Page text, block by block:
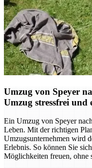
Umzug von Speyer
Umzug stressfrei und
Ein Umzug von Speyer
Leben. Mit der richtigen
Umzugsunternehmen wird
Erlebnis. So können Sie
Möglichkeiten freuen, ohne